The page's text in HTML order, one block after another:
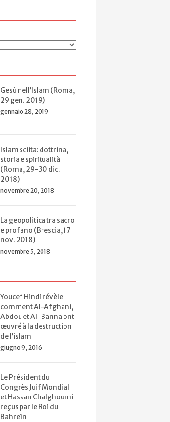
Gesù nell’Islam (Roma,
29 gen. 2019)
gennaio 28, 2019
Islam sciita: dottrina,
storia e spiritualità
(Roma, 29-30 dic.
2018)
novembre 20, 2018
La geopolitica tra sacro
e profano (Brescia, 17
nov. 2018)
novembre 5, 2018
Youcef Hindi révèle
comment Al-Afghani,
Abdou et Al-Banna ont
œuvré à la destruction
de l’islam
giugno 9, 2016
Le Président du
Congrès Juif Mondial
et Hassan Chalghoumi
reçus par le Roi du
Bahreïn